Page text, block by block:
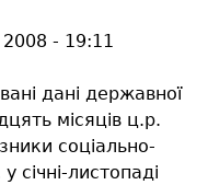
- 19:11
дані державної
місяців ц.р.
соціально-
січні-листопаді